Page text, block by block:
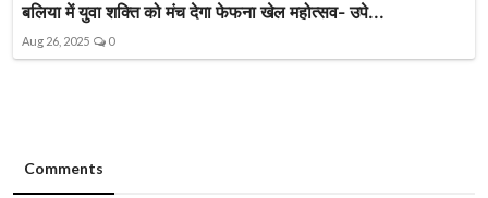
बलिया में युवा शक्ति को मंच देगा फेफना खेल महोत्सव- उपे...
Aug 26, 2025 0
Comments